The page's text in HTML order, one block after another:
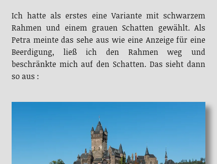
Ich hatte als erstes eine Variante mit schwarzem
Rahmen und einem grauen Schatten gewählt. Als
Petra meinte das sehe aus wie eine Anzeige für eine
Beerdigung, ließ ich den Rahmen weg und
beschränkte mich auf den Schatten. Das sieht dann
so aus :